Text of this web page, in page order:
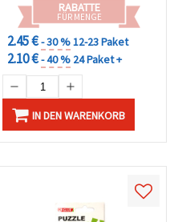
RABATTE
FÜR MENGE
2.45 €- 30 %12-23 Paket
2.10 €- 40 % 24 Paket +
IN DEN WARENKORB